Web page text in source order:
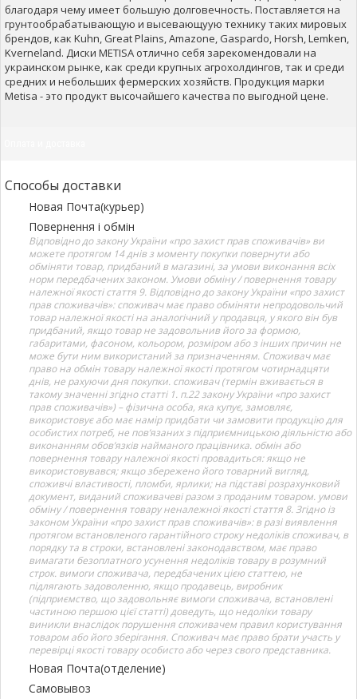
благодаря чему имеет большую долговечность. Поставляется на
грунтообрабатывающую и высевающуую технику таких мировых
брендов, как Kuhn, Great Plains, Amazone, Gaspardo, Horsh, Lemken,
Kverneland. Диски METISA отлично себя зарекомендовали на
украинском рынке, как среди крупных агрохолдингов, так и среди
средних и небольших фермерских хозяйств. Продукция марки
Metisa - это продукт высочайшего качества по выгодной цене.
Способы доставки
Новая Почта(курьер)
Повернення і обмін
Відповідно до закону України «про захист прав споживачів» ви
можете протягом 14 днів з моменту покупки повернути або
обміняти товар, придбаний в магазині, за умови виконання всіх
норм передбачених законом. Умови обміну / повернення товару
належної якості стаття 9. Відповідно до закону України «про захист
прав споживачів»: споживач має право обміняти непродовольчий
товар належної якості на аналогічний у продавця, у якого він був
придбаний, якщо товар не задовольнив його за формою,
габаритами, фасоном, кольором, розміром або з інших причин не
може бути ним використаний за призначенням. Споживач має
право на обмін товару належної якості протягом чотирнадцяти
днів, не рахуючи дня покупки. споживач (термін вживається в
такому значенні згідно статті 1. п.22 закону України «про захист
прав споживачів») – фізична особа, яка купує, замовляє,
використовує або має намір придбати чи замовити продукцію для
особистих потреб, не пов’язаних з підприємницькою діяльністю або
виконанням обов’язків найманого працівника. обмін або
повернення товару належної якості провадиться: якщо не
використовувався; якщо збережено його товарний вигляд,
споживчі властивості, пломби, ярлики; на підставі розрахунковий
документ, виданий споживачеві разом з проданим товаром. умови
обміну / повернення товару неналежної якості стаття 8. Згідно із
законом України «про захист прав споживачів»: в разі виявлення
протягом встановленого гарантійного строку недоліків споживач, в
порядку та в строки, встановлені законодавством, має право
вимагати безоплатного усунення недоліків товару в розумний
строк. вимоги споживача, передбачених цією статтею, не
підлягають задоволенню, якщо продавець, виробник
(підприємство, що задовольняє вимоги споживача, встановлені
частиною першою цієї статті) доведуть, що недоліки товару
виникли внаслідок порушення споживачем правил користування
товаром або його зберігання. Споживач має право брати участь у
перевірці якості товару особисто або через свого представника.
Новая Почта(отделение)
Самовывоз